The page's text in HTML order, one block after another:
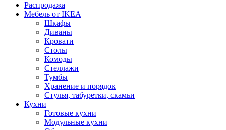
Распродажа
Мебель от IKEA
Шкафы
Диваны
Кровати
Столы
Комоды
Стеллажи
Тумбы
Хранение и порядок
Стулья, табуретки, скамьи
Кухни
Готовые кухни
Модульные кухни